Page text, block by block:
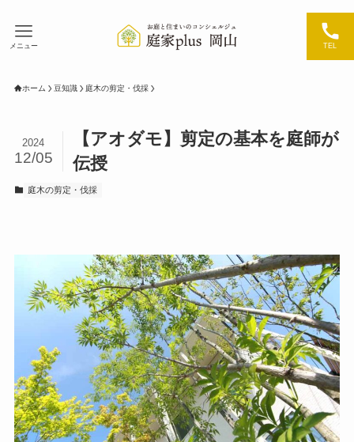
TEL
メニュー
ホーム 豆知識 庭木の剪定・伐採
【アオダモ】剪定の基本を庭師が
伝授
2024
12/05
庭木の剪定・伐採